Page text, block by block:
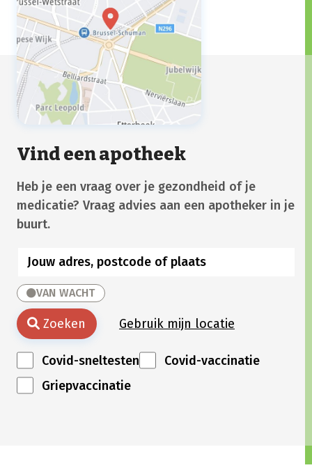
Vind een apotheek
Heb je een vraag over je gezondheid of je
medicatie? Vraag advies aan een apotheker in je
buurt.
VAN WACHT
Zoeken Gebruik mijn locatie
Covid-sneltesten
Covid-vaccinatie
Griepvaccinatie